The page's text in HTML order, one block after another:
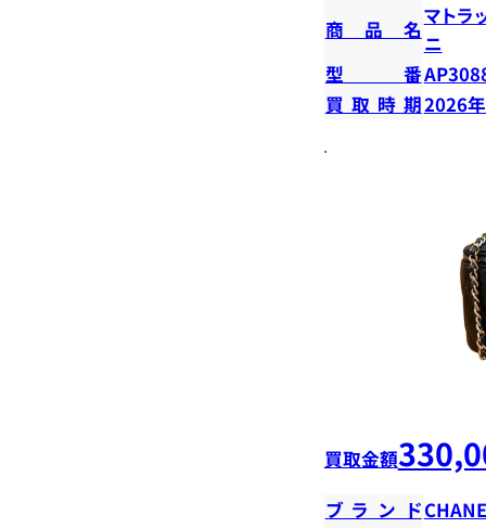
商品名
マトラ
ニ
型番
買取時期2026
買取金額
ブランド